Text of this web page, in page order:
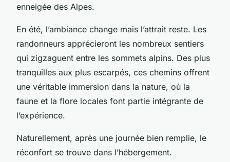
enneigée des Alpes.
En été, l’ambiance change mais l’attrait reste. Les
randonneurs apprécieront les nombreux sentiers
qui zigzaguent entre les sommets alpins. Des plus
tranquilles aux plus escarpés, ces chemins offrent
une véritable immersion dans la nature, où la
faune et la flore locales font partie intégrante de
l’expérience.
Naturellement, après une journée bien remplie, le
réconfort se trouve dans l’hébergement.